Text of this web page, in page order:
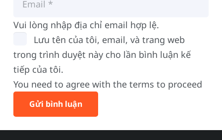
Vui lòng nhập địa chỉ email hợp lệ.
Lưu tên của tôi, email, và trang web
trong trình duyệt này cho lần bình luận kế
tiếp của tôi.
You need to agree with the terms to proceed
Gửi bình luận